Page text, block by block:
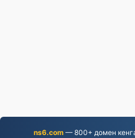
ns6.com — 800+ домен